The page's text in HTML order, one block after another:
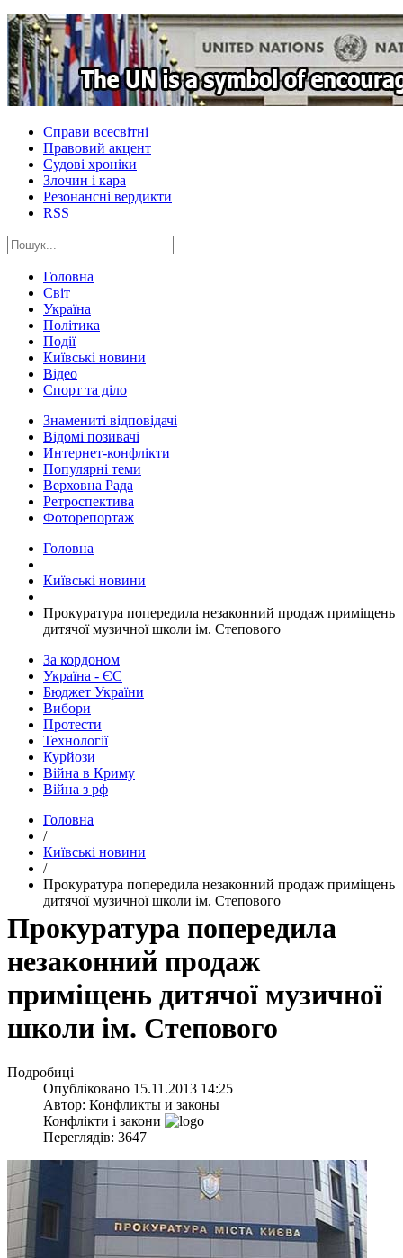
Справи всесвітні
Правовий акцент
Судові хроніки
Злочин і кара
Резонансні вердикти
RSS
Головна
Світ
Україна
Політика
Події
Київські новини
Відео
Спорт та діло
Знамениті відповідачі
Відомі позивачі
Интернет-конфлікти
Популярні теми
Верховна Рада
Ретроспектива
Фоторепортаж
Головна
Київські новини
Прокуратура попередила незаконний продаж приміщень
дитячої музичної школи ім. Степового
За кордоном
Україна - ЄС
Бюджет України
Вибори
Протести
Технології
Курйози
Війна в Криму
Війна з рф
Головна
/
Київські новини
/
Прокуратура попередила незаконний продаж приміщень
дитячої музичної школи ім. Степового
Прокуратура попередила
незаконний продаж
приміщень дитячої музичної
школи ім. Степового
Подробиці
Опубліковано 15.11.2013 14:25
Автор: Конфликты и законы
Конфлікти і закони
Переглядів: 3647